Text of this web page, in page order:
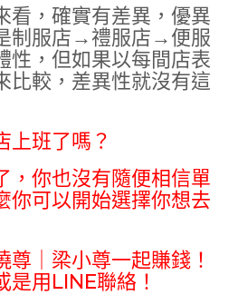
看，確實有差異，優異
制服店→禮服店→便服
性，但如果以每間店表
比較，差異性就沒有這
上班了嗎？
，你也沒有隨便相信單
你可以開始選擇你想去
尊｜梁小尊一起賺錢！
是用LINE聯絡！